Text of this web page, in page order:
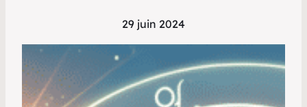
29 juin 2024